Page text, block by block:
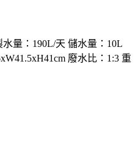
量：190L/天 儲水量：10L
廢水比：1:3 重